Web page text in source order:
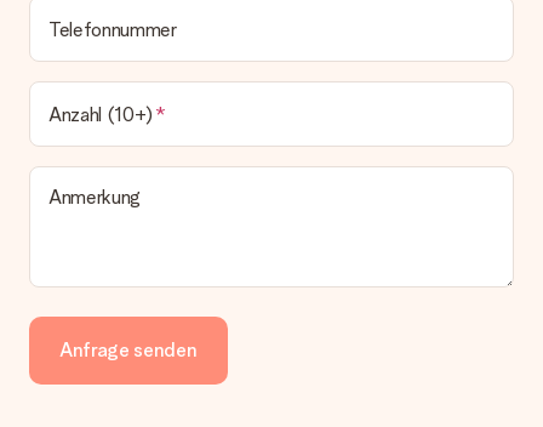
Telefonnummer
Anzahl (10+)
Anmerkung
Anfrage senden